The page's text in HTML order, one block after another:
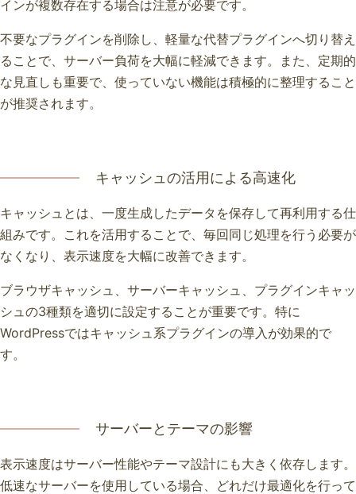
インが複数存在する場合は注意が必要です。
不要なプラグインを削除し、軽量な代替プラグインへ切り替え
ることで、サーバー負荷を大幅に軽減できます。また、定期的
な見直しも重要で、使っていない機能は積極的に整理すること
が推奨されます。
キャッシュの活用による高速化
キャッシュとは、一度生成したデータを保存して再利用する仕
組みです。これを活用することで、毎回同じ処理を行う必要が
なくなり、表示速度を大幅に改善できます。
ブラウザキャッシュ、サーバーキャッシュ、プラグインキャッ
シュの3種類を適切に設定することが重要です。特に
WordPressではキャッシュ系プラグインの導入が効果的で
す。
サーバーとテーマの影響
表示速度はサーバー性能やテーマ設計にも大きく依存します。
低速なサーバーを使用している場合、どれだけ最適化を行って